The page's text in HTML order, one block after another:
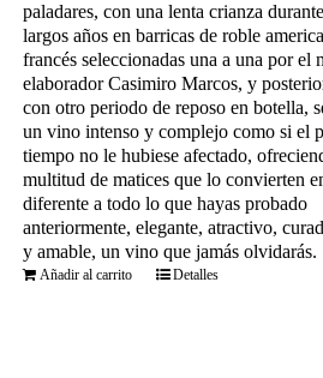
paladares, con una lenta crianza
largos años en barricas de roble
francés seleccionadas una a una por el
elaborador Casimiro Marcos, y
con otro periodo de reposo en botella,
un vino intenso y complejo como si el
tiempo no le hubiese afectado,
multitud de matices que lo convierten
diferente a todo lo que hayas probado
anteriormente, elegante, atractivo,
y amable, un vino que jamás olvidarás.
Añadir al carrito Detalles